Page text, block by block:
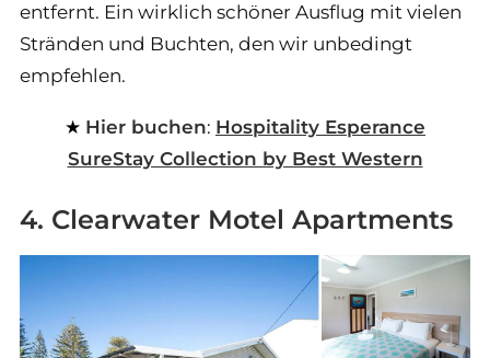
entfernt. Ein wirklich schöner Ausflug mit vielen
Stränden und Buchten, den wir unbedingt
empfehlen.
Hier buchen: Hospitality Esperance
SureStay Collection by Best Western
4. Clearwater Motel Apartments